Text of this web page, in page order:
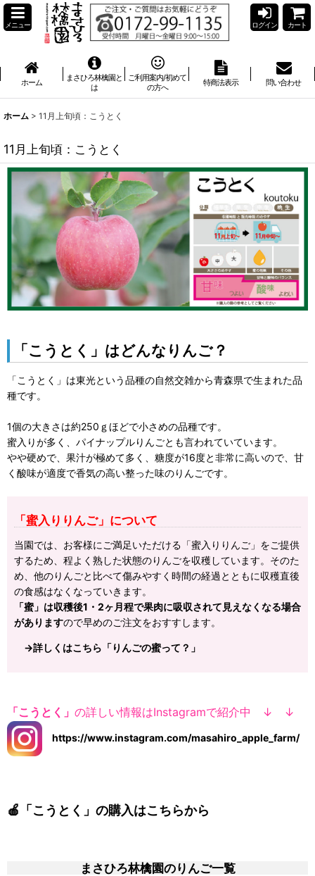
メニュー ログイン カート
ホーム
まさひろ林檎園と
は
ご利用案内/初めて
の方へ
特商法表示 問い合わせ
ホーム > 11月上旬頃：こうとく
11月上旬頃：こうとく
「こうとく」はどんなりんご？
「こうとく」は東光という品種の自然交雑から青森県で生まれた品
種です。
1個の大きさは約250ｇほどで小さめの品種です。
蜜入りが多く、パイナップルりんごとも言われていています。
やや硬めで、果汁が極めて多く、糖度が16度と非常に高いので、甘
く酸味が適度で香気の高い整った味のりんごです。
「蜜入りりんご」について
当園では、お客様にご満足いただける「蜜入りりんご」をご提供
するため、程よく熟した状態のりんごを収穫しています。そのた
め、他のりんごと比べて傷みやすく時間の経過とともに収穫直後
の食感はなくなっていきます。
「蜜」は収穫後1・2ヶ月程で果肉に吸収されて見えなくなる場合
がありますので早めのご注文をおすすします。
→詳しくはこちら「りんごの蜜って？」
「こうとく」 の詳しい情報はInstagramで紹介中 ↓ ↓
https://www.instagram.com/masahiro_apple_farm/
🍎「こうとく」の購入はこちらから
まさひろ林檎園のりんご一覧